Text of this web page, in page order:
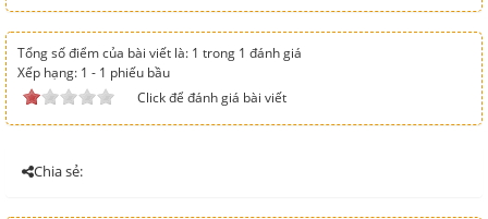
Tổng số điểm của bài viết là: 1 trong 1 đánh giá
Xếp hạng: 1 - 1 phiếu bầu
Click để đánh giá bài viết
Chia sẻ: